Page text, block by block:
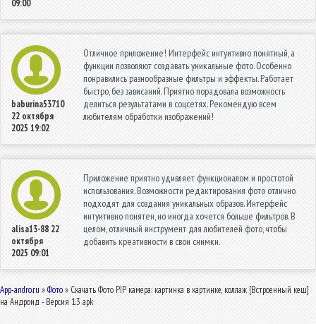
09:00
baburina53710
22 октября
2025 19:02
Отличное приложение! Интерфейс интуитивно понятный, а
функции позволяют создавать уникальные фото. Особенно
понравились разнообразные фильтры и эффекты. Работает
быстро, без зависаний. Приятно порадовала возможность
делиться результатами в соцсетях. Рекомендую всем
любителям обработки изображений!
alisa13-88 22
октября
2025 09:01
Приложение приятно удивляет функционалом и простотой
использования. Возможности редактирования фото отлично
подходят для создания уникальных образов. Интерфейс
интуитивно понятен, но иногда хочется больше фильтров. В
целом, отличный инструмент для любителей фото, чтобы
добавить креативности в свои снимки.
App-andro.ru »Фото» Скачать Фото PIP камера: картинка в картинке, коллаж [Встроенный кеш]
на Андроид - Версия 1.3 apk